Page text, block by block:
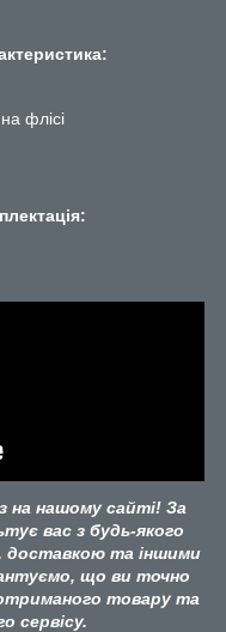
флісі
на нашому сайті! За
вас з будь-якого
доставкою та іншими
що ви точно
товару та
сервісу.